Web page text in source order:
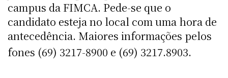
campus da FIMCA. Pede-se que o
candidato esteja no local com uma hora de
antecedência. Maiores informações pelos
fones (69) 3217-8900 e (69) 3217.8903.